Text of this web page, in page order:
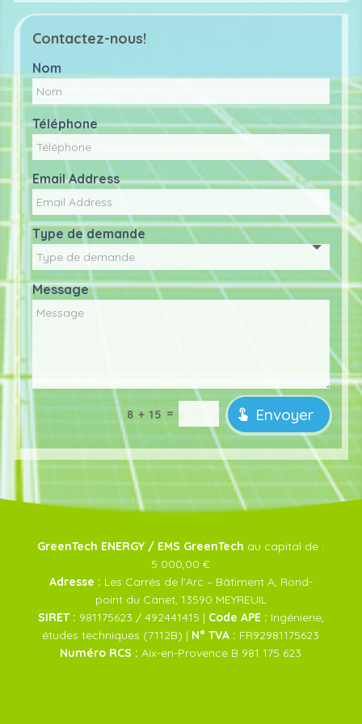
ic
n
ht
o
n
g
ic
o
n
ri
ht
ic
n
Contactez-nous!
Nom
Téléphone
Email Address
Type de demande
Message
8 + 15 = Envoyer
GreenTech ENERGY / EMS GreenTech au capital de :
5 000,00 €
Adresse : Les Carrés de l’Arc – Bâtiment A, Rond-
point du Canet, 13590 MEYREUIL
SIRET : 981175623 / 492441415 | Code APE : Ingénierie,
études techniques (7112B) | N° TVA : FR92981175623
Numéro RCS : Aix-en-Provence B 981 175 623